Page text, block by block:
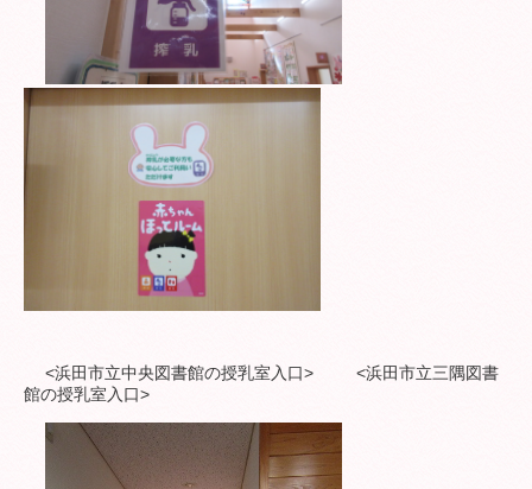
リンク集
<浜田市立中央図書館の授乳室入口> <浜田市立三隅図書
館の授乳室入口>